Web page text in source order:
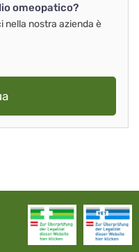
omeopatico?
nella nostra azienda è